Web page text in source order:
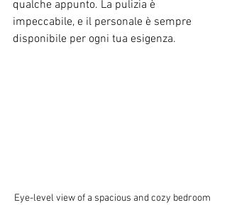
qualche appunto. La pulizia è
impeccabile, e il personale è sempre
disponibile per ogni tua esigenza.
Eye-level view of a spacious and cozy bedroom